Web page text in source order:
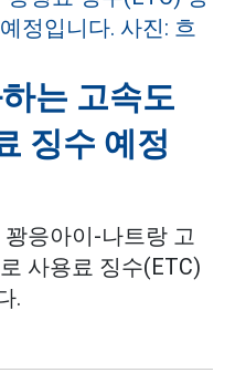
는 고속도
징수 예정
응아이-나트랑 고
사용료 징수(ETC)
.